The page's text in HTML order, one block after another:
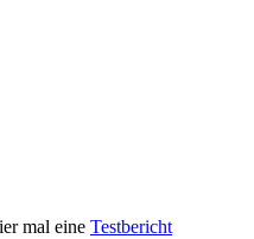
mal eine Testbericht